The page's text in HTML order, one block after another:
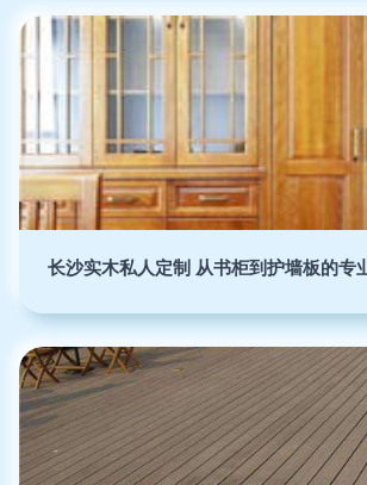
长沙实木私人定制 从书柜到护墙板的专